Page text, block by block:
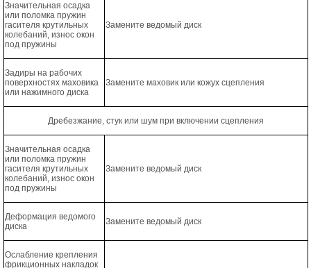
Значительная осадка
или поломка пружин
гасителя крутильных
колебаний, износ окон
под пружины
Замените ведомый диск
Задиры на рабочих
поверхностях маховика
или нажимного диска
Замените маховик или кожух сцепления
Дребезжание, стук или шум при включении сцепления
Значительная осадка
или поломка пружин
гасителя крутильных
колебаний, износ окон
под пружины
Замените ведомый диск
Деформация ведомого
диска
Замените ведомый диск
Ослабление крепления
фрикционных накладок